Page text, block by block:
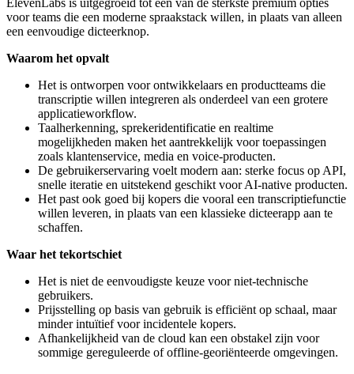
voor teams die een moderne spraakstack willen, in plaats van alleen
een eenvoudige dicteerknop.
Waarom het opvalt
Het is ontworpen voor ontwikkelaars en productteams die
transcriptie willen integreren als onderdeel van een grotere
applicatieworkflow.
Taalherkenning, sprekeridentificatie en realtime
mogelijkheden maken het aantrekkelijk voor toepassingen
zoals klantenservice, media en voice-producten.
De gebruikerservaring voelt modern aan: sterke focus op API,
snelle iteratie en uitstekend geschikt voor AI-native producten.
Het past ook goed bij kopers die vooral een transcriptiefunctie
willen leveren, in plaats van een klassieke dicteerapp aan te
schaffen.
Waar het tekortschiet
Het is niet de eenvoudigste keuze voor niet-technische
gebruikers.
Prijsstelling op basis van gebruik is efficiënt op schaal, maar
minder intuïtief voor incidentele kopers.
Afhankelijkheid van de cloud kan een obstakel zijn voor
sommige gereguleerde of offline-georiënteerde omgevingen.